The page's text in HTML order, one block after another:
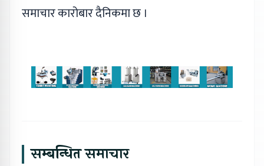
समाचार कारोबार दैनिकमा छ ।
सम्बन्धित समाचार